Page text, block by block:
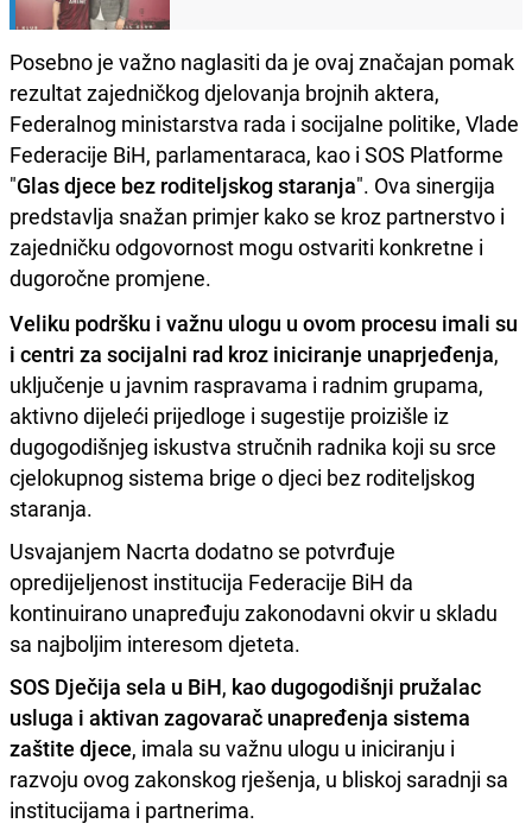
Posebno je važno naglasiti da je ovaj značajan pomak
rezultat zajedničkog djelovanja brojnih aktera,
Federalnog ministarstva rada i socijalne politike, Vlade
Federacije BiH, parlamentaraca, kao i SOS Platforme
"Glas djece bez roditeljskog staranja". Ova sinergija
predstavlja snažan primjer kako se kroz partnerstvo i
zajedničku odgovornost mogu ostvariti konkretne i
dugoročne promjene.
Veliku podršku i važnu ulogu u ovom procesu imali su
i centri za socijalni rad kroz iniciranje unaprjeđenja,
uključenje u javnim raspravama i radnim grupama,
aktivno dijeleći prijedloge i sugestije proizišle iz
dugogodišnjeg iskustva stručnih radnika koji su srce
cjelokupnog sistema brige o djeci bez roditeljskog
staranja.
Usvajanjem Nacrta dodatno se potvrđuje
opredijeljenost institucija Federacije BiH da
kontinuirano unapređuju zakonodavni okvir u skladu
sa najboljim interesom djeteta.
SOS Dječija sela u BiH, kao dugogodišnji pružalac
usluga i aktivan zagovarač unapređenja sistema
zaštite djece, imala su važnu ulogu u iniciranju i
razvoju ovog zakonskog rješenja, u bliskoj saradnji sa
institucijama i partnerima.